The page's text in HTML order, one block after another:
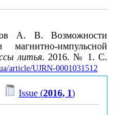
А. В. Возможности
магнитно-импульсной
литья. 2016. № 1. С.
article/UJRN-0001031512
Issue (2016, 1)